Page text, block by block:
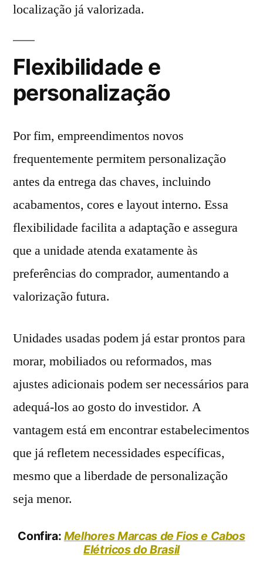
localização já valorizada.
Flexibilidade e
personalização
Por fim, empreendimentos novos
frequentemente permitem personalização
antes da entrega das chaves, incluindo
acabamentos, cores e layout interno. Essa
flexibilidade facilita a adaptação e assegura
que a unidade atenda exatamente às
preferências do comprador, aumentando a
valorização futura.
Unidades usadas podem já estar prontos para
morar, mobiliados ou reformados, mas
ajustes adicionais podem ser necessários para
adequá-los ao gosto do investidor. A
vantagem está em encontrar estabelecimentos
que já refletem necessidades específicas,
mesmo que a liberdade de personalização
seja menor.
Confira: Melhores Marcas de Fios e Cabos
Elétricos do Brasil